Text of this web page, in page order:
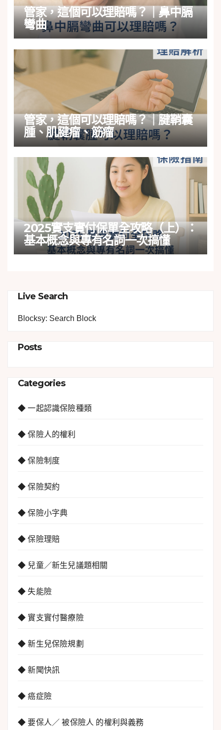
管家，這個可以理賠嗎？｜鼻中膈
彎曲
管家，這個可以理賠嗎？｜腱鞘囊
腫、肌腱瘤、筋瘤
2025實支實付保單全攻略（上）：
基本概念與專有名詞一次搞懂
Live Search
Blocksy: Search Block
Posts
Categories
◆ 一起認識保險種類
◆ 保險人的權利
◆ 保險制度
◆ 保險契約
◆ 保險小字典
◆ 保險理賠
◆ 兒童／新生兒議題相關
◆ 失能險
◆ 實支實付醫療險
◆ 新生兒保險規劃
◆ 新聞快訊
◆ 癌症險
◆ 要保人／ 被保險人 的權利與義務